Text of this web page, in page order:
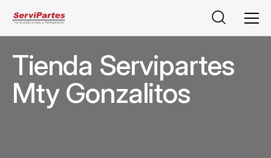
Buscar
Tienda Servipartes
Mty Gonzalitos